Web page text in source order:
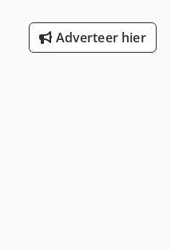
Adverteer hier